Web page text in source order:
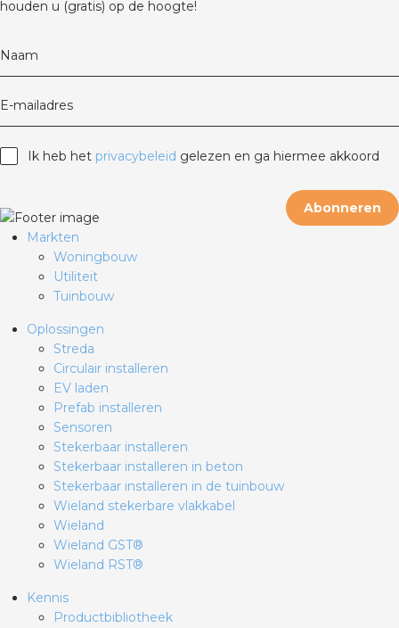
houden u (gratis) op de hoogte!
Naam
E-mailadres
Ik heb het privacybeleid gelezen en ga hiermee akkoord
Abonneren
groothandels
Markten
Woningbouw
Utiliteit
Tuinbouw
Oplossingen
Streda
Circulair installeren
EV laden
Prefab installeren
Sensoren
Stekerbaar installeren
Stekerbaar installeren in beton
Stekerbaar installeren in de tuinbouw
Wieland stekerbare vlakkabel
Wieland
Wieland GST®
Wieland RST®
Kennis
Productbibliotheek